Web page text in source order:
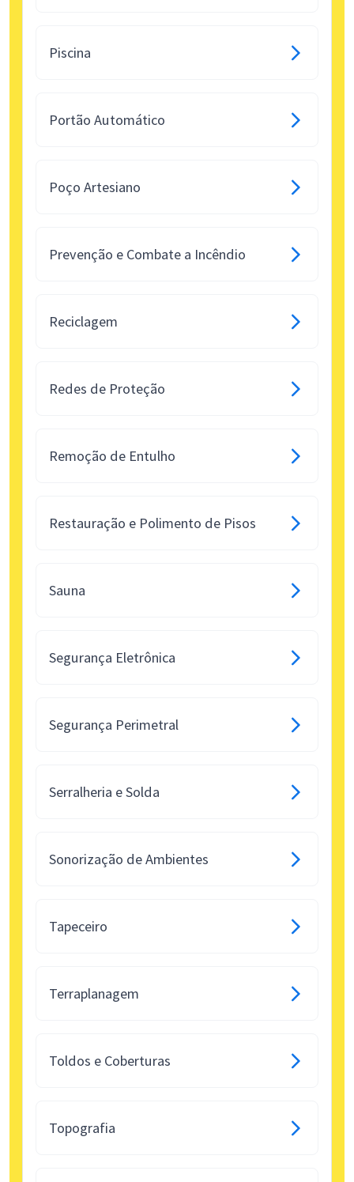
Piscina
Portão Automático
Poço Artesiano
Prevenção e Combate a Incêndio
Reciclagem
Redes de Proteção
Remoção de Entulho
Restauração e Polimento de Pisos
Sauna
Segurança Eletrônica
Segurança Perimetral
Serralheria e Solda
Sonorização de Ambientes
Tapeceiro
Terraplanagem
Toldos e Coberturas
Topografia